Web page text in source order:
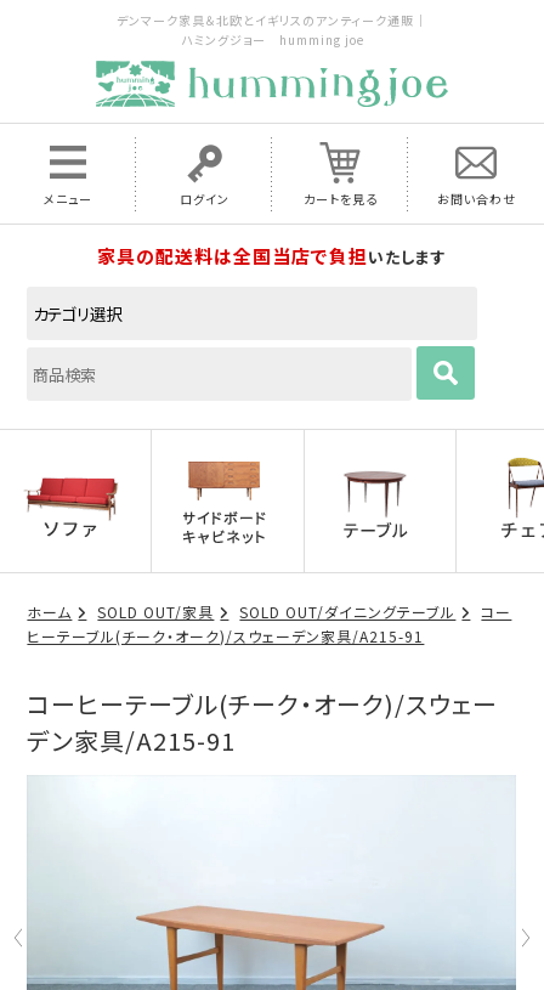
デンマーク家具＆北欧とイギリスのアンティーク通販｜
ハミングジョー humming joe
メニュー ログイン カートを見る お問い合わせ
家具の配送料は全国当店で負担いたします
ホーム SOLD OUT/家具 SOLD OUT/ダイニングテーブル
コー
ヒーテーブル(チーク・オーク)/スウェーデン家具/A215-91
コーヒーテーブル(チーク・オーク)/スウェー
デン家具/A215-91